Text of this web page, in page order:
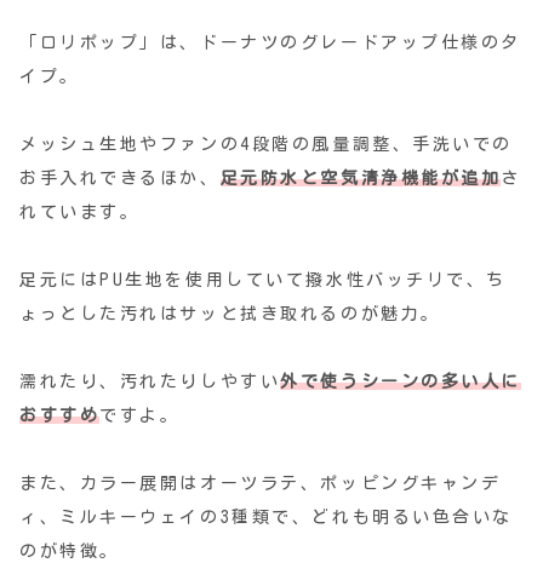
「ロリポップ」は、ドーナツのグレードアップ仕様のタ
イプ。
メッシュ生地やファンの4段階の風量調整、手洗いでの
お手入れできるほか、 足元防水と空気清浄機能が追加さ
れています。
足元にはPU生地を使用していて撥水性バッチリで、ち
ょっとした汚れはサッと拭き取れるのが魅力。
濡れたり、汚れたりしやすい外で使うシーンの多い人に
おすすめですよ。
また、カラー展開はオーツラテ、ポッピングキャンデ
ィ、ミルキーウェイの3種類で、どれも明るい色合いな
のが特徴。